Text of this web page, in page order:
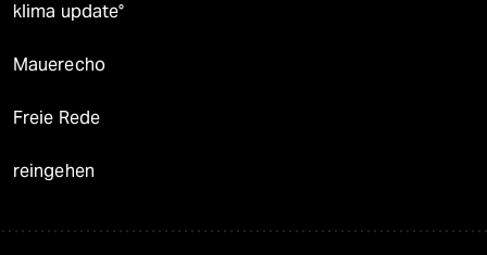
klima update°
Mauerecho
Freie Rede
reingehen